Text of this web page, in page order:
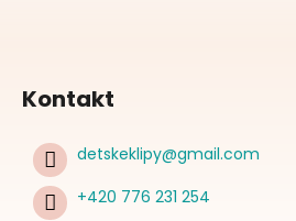
Kontakt
detskeklipy@gmail.com
+420 776 231 254